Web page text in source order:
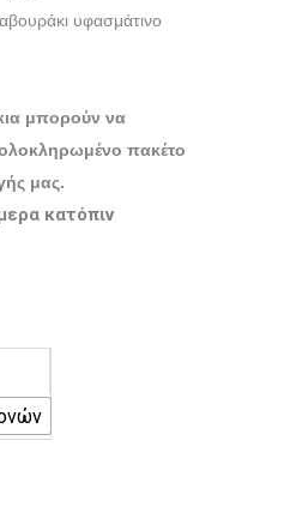
υφασμάτινο
μπορούν να
πακέτο
μας.
κατόπιν